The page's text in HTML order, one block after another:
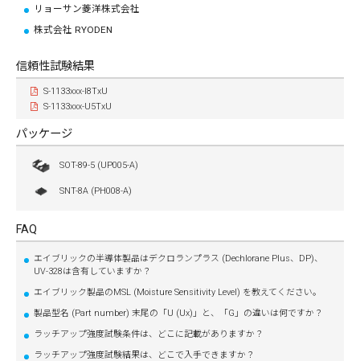
リョーサン菱洋株式会社
株式会社 RYODEN
信頼性試験結果
S-1133xxx-I8TxU
S-1133xxx-U5TxU
パッケージ
SOT-89-5 (UP005-A)
SNT-8A (PH008-A)
FAQ
エイブリックの半導体製品はデクロランプラス (Dechlorane Plus、DP)、
UV-328は含有していますか？
エイブリック製品のMSL (Moisture Sensitivity Level) を教えてください。
製品型名 (Part number) 末尾の「U (Ux)」と、「G」の違いは何ですか？
ラッチアップ強度試験条件は、どこに記載がありますか？
ラッチアップ強度試験結果は、どこで入手できますか？